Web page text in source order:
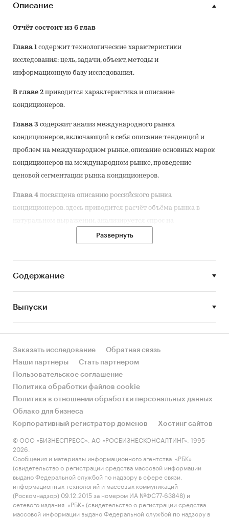
Описание
Отчёт состоит из 6 глав
Глава 1содержит технологические характеристики
исследования: цель, задачи, объект, методы и
информационную базу исследования.
В главе 2 приводится характеристика и описание
кондиционеров.
Глава 3 содержит анализ международного рынка
кондиционеров, включающий в себя описание тенденций и
проблем на международном рынке, описание основных марок
кондиционеров на международном рынке, проведение
ценовой сегментации рынка кондиционеров.
Глава 4 посвящена описанию российского рынка
кондиционеров. здесь приводится расчёт объёма рынка в
натуральном выражении, анализируется спрос на
кондиционеры в России и факторы, на него влияющие,
установку в России, указываются основные тенденции на
российском рынке кондиционеров.
Глава 5посвящена описанию внешнеэкономической торговли
бытовых и промышленных кондиционеров по станам
В главе 6описываются основные производители
кондиционеров на российском рынке.
Описать текущее состояние российского рынка
кондиционеров.
Привести общую классификацию и дать характеристику
Проанализировать международный рынок
кондиционеров, включая анализ тенденций и проблем на
международном рынке;
Развернуть
Содержание
Выпуски
Заказать исследование
Обратная связь
Наши партнеры
Стать партнером
Пользовательское соглашение
Политика обработки файлов cookie
Политика в отношении обработки персональных данных
Облако для бизнеса
Корпоративный регистратор доменов
Хостинг сайтов
© ООО «БИЗНЕСПРЕСС», АО «РОСБИЗНЕСКОНСАЛТИНГ», 1995-
2026.
Сообщения и материалы информационного агентства «РБК»
(свидетельство о регистрации средства массовой информации
выдано Федеральной службой по надзору в сфере связи,
информационных технологий и массовых коммуникаций
(Роскомнадзор) 09.12.2015 за номером ИА №ФС77-63848) и
сетевого издания «РБК» (свидетельство о регистрации средства
массовой информации выдано Федеральной службой по надзору в